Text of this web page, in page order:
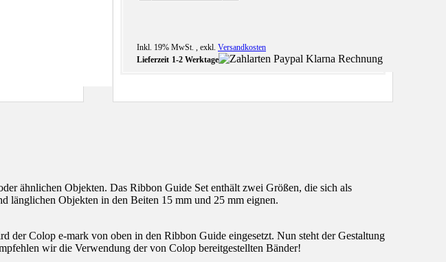
Inkl. 19% MwSt. , exkl. Versandkosten
Lieferzeit 1-2 Werktage
ähnlichen Objekten. Das Ribbon Guide Set enthält zwei Größen, die sich als
länglichen Objekten in den Beiten 15 mm und 25 mm eignen.
Colop e-mark von oben in den Ribbon Guide eingesetzt. Nun steht der Gestaltung
wir die Verwendung der von Colop bereitgestellten Bänder!